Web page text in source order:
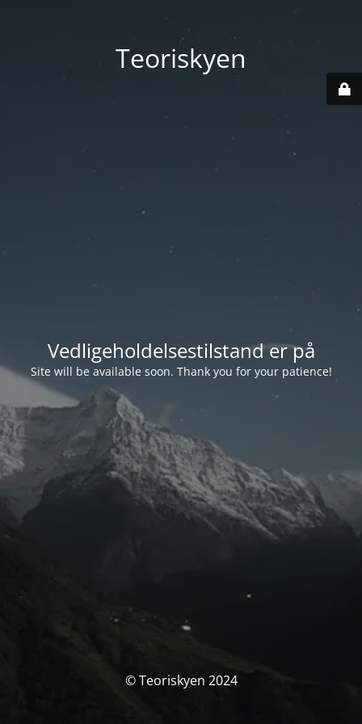
Teoriskyen
Vedligeholdelsestilstand er på
Site will be available soon. Thank you for your patience!
© Teoriskyen 2024